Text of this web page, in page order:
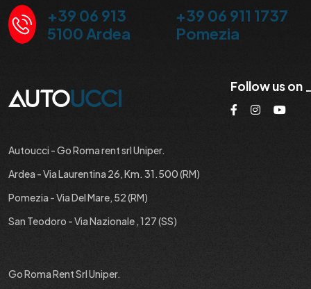
+39 06 913
5100 Ardea
+39 06 911 1737
Pomezia
Follow us on
Autoucci - Go Roma rent srl Uniper.
Ardea - Via Laurentina 26, Km. 31.500 (RM)
Pomezia - Via Del Mare, 52 (RM)
San Teodoro - Via Nazionale , 127 (SS)
Go Roma Rent Srl Uniper.